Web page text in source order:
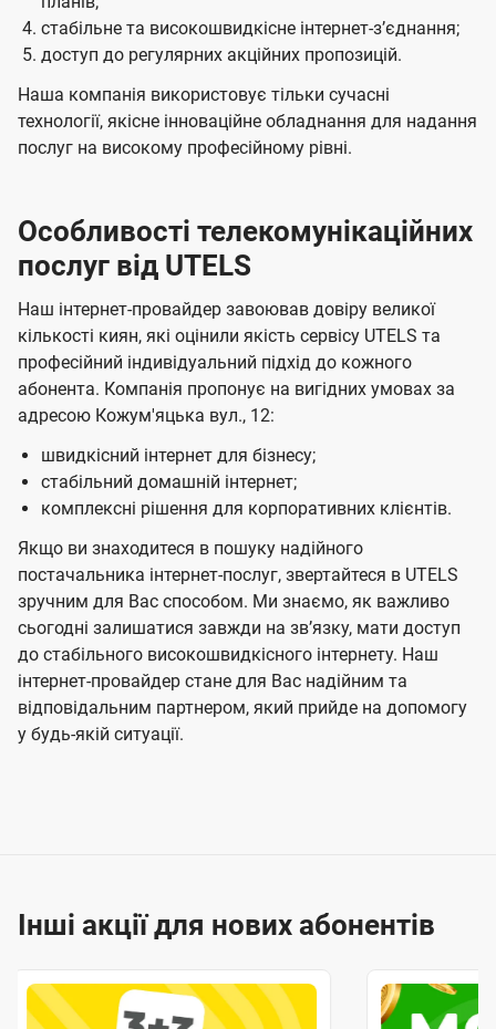
стабільне та високошвидкісне інтернет-зʼєднання;
доступ до регулярних акційних пропозицій.
Наша компанія використовує тільки сучасні
технології, якісне інноваційне обладнання для надання
послуг на високому професійному рівні.
Особливості телекомунікаційних
послуг від UTELS
Наш інтернет-провайдер завоював довіру великої
кількості киян, які оцінили якість сервісу UTELS та
професійний індивідуальний підхід до кожного
абонента. Компанія пропонує на вигідних умовах за
адресою Кожум'яцька вул., 12:
швидкісний інтернет для бізнесу;
стабільний домашній інтернет;
комплексні рішення для корпоративних клієнтів.
Якщо ви знаходитеся в пошуку надійного
постачальника інтернет-послуг, звертайтеся в UTELS
зручним для Вас способом. Ми знаємо, як важливо
сьогодні залишатися завжди на звʼязку, мати доступ
до стабільного високошвидкісного інтернету. Наш
інтернет-провайдер стане для Вас надійним та
відповідальним партнером, який прийде на допомогу
у будь-якій ситуації.
Інші акції для нових абонентів